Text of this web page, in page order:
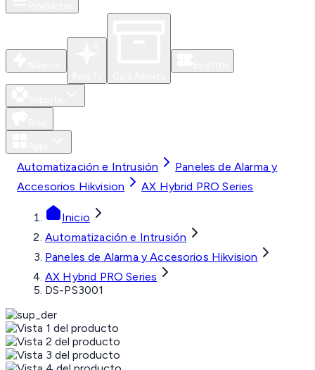
Automatización e Intrusión
Paneles de Alarma y
Accesorios Hikvision
AX Hybrid PRO Series
Inicio
Automatización e Intrusión
Paneles de Alarma y Accesorios Hikvision
AX Hybrid PRO Series
DS-PS3001